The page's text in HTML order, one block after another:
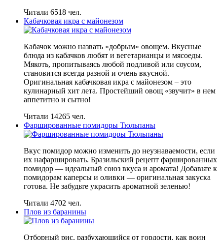
Читали 6518 чел.
Кабачковая икра с майонезом
Кабачок можно назвать «добрым» овощем. Вкусные
блюда из кабачков любят и вегетарианцы и мясоеды.
Мякоть, пропитываясь любой подливой или соусом,
становится всегда разной и очень вкусной.
Оригинальная кабачковая икра с майонезом – это
кулинарный хит лета. Простейший овощ «звучит» в нем
аппетитно и сытно!
Читали 14265 чел.
Фаршированные помидоры Тюльпаны
Вкус помидор можно изменить до неузнаваемости, если
их нафаршировать. Бразильский рецепт фаршированных
помидор — идеальный союз вкуса и аромата! Добавьте к
помидорам каперсы и оливки — оригинальная закуска
готова. Не забудьте украсить ароматной зеленью!
Читали 4702 чел.
Плов из баранины
Отборный рис, разбухающийся от гордости, как воин